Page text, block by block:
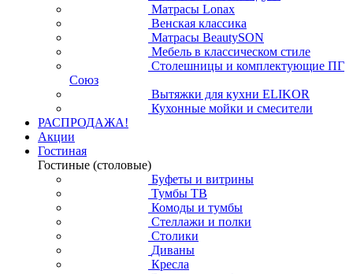
Матрасы Lonax
Венская классика
Матрасы BeautySON
Мебель в классическом стиле
Столешницы и комплектующие ПГ
Союз
Вытяжки для кухни ELIKOR
Кухонные мойки и смесители
РАСПРОДАЖА!
Акции
Гостиная
Гостиные (столовые)
Буфеты и витрины
Тумбы ТВ
Комоды и тумбы
Стеллажи и полки
Столики
Диваны
Кресла